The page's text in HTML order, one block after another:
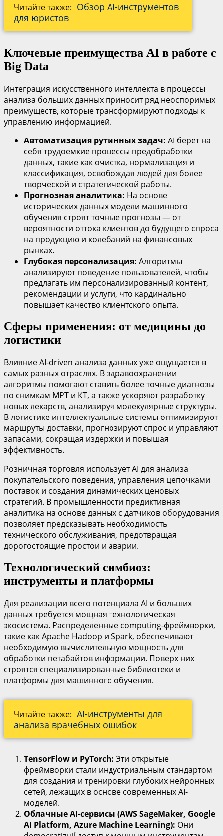
Читайте также: Обзор AI-инструментов
для юристов
Ключевые преимущества AI в работе с
Big Data
Интеграция искусственного интеллекта в процессы
анализа больших данных приносит ряд неоспоримых
преимуществ, которые трансформируют подходы к
управлению информацией.
Автоматизация рутинных задач: AI берет на
себя трудоемкие процессы предобработки
данных, такие как очистка, нормализация и
классификация, освобождая людей для более
творческой и стратегической работы.
Прогнозная аналитика: На основе
исторических данных модели машинного
обучения строят точные прогнозы — от
вероятности оттока клиентов до будущего спроса
на продукцию и колебаний на финансовых
рынках.
Глубокая персонализация: Алгоритмы
анализируют поведение пользователей, чтобы
предлагать им персонализированный контент,
рекомендации и услуги, что кардинально
повышает качество клиентского опыта.
Сферы применения: от медицины до
логистики
Влияние AI-driven анализа данных уже ощущается в
самых разных отраслях. В здравоохранении
алгоритмы помогают ставить более точные диагнозы
по снимкам МРТ и КТ, а также ускоряют разработку
новых лекарств, анализируя молекулярные структуры.
В логистике интеллектуальные системы оптимизируют
маршруты доставки, прогнозируют спрос и управляют
запасами, сокращая издержки и повышая
эффективность.
Розничная торговля использует AI для анализа
покупательского поведения, управления цепочками
поставок и создания динамических ценовых
стратегий. В промышленности предиктивная
аналитика на основе данных с датчиков оборудования
позволяет предсказывать необходимость
технического обслуживания, предотвращая
дорогостоящие простои и аварии.
Технологический симбиоз:
инструменты и платформы
Для реализации всего потенциала AI и больших
данных требуется мощная технологическая
экосистема. Распределенные computing-фреймворки,
такие как Apache Hadoop и Spark, обеспечивают
необходимую вычислительную мощность для
обработки петабайтов информации. Поверх них
строятся специализированные библиотеки и
платформы для машинного обучения.
Читайте также: AI-инструменты для
анализа врачебных ошибок
TensorFlow и PyTorch: Эти открытые
фреймворки стали индустриальным стандартом
для создания и тренировки глубоких нейронных
сетей, лежащих в основе современных AI-
моделей.
Облачные AI-сервисы (AWS SageMaker, Google
AI Platform, Azure Machine Learning): Они